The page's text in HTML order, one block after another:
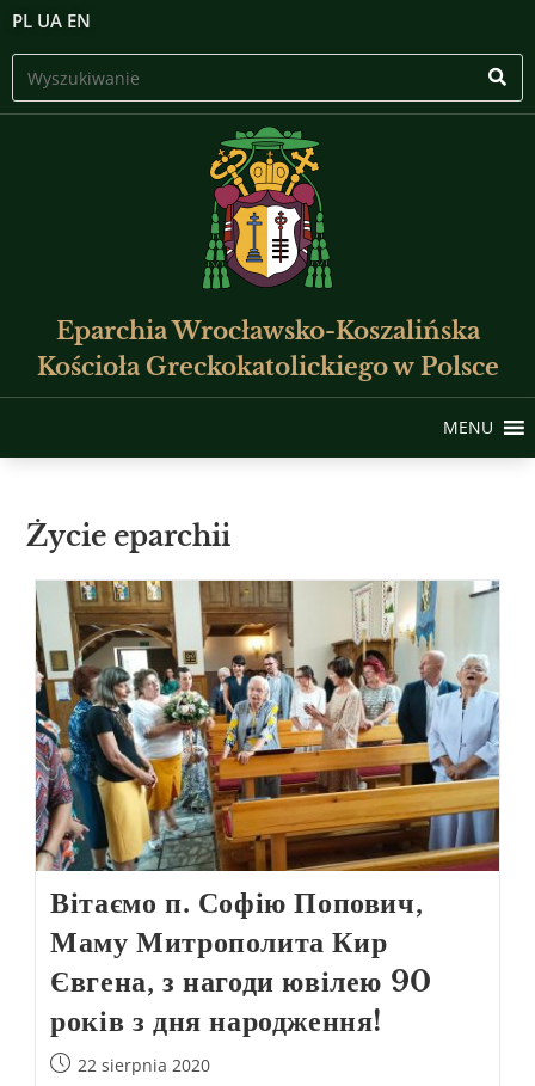
PL UA EN
Eparchia Wrocławsko-Koszalińska
Kościoła Greckokatolickiego w Polsce
MENU
Życie eparchii
Вітаємо п. Софію Попович,
Маму Митрополита Кир
Євгена, з нагоди ювілею 90
років з дня народження!
22 sierpnia 2020